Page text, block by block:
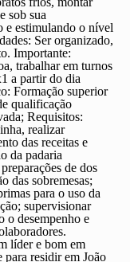
sob sua
e estimulando o nível
Ser organizado,
Importante:
trabalhar em turnos
a partir do dia
Formação superior
qualificação
Requisitos:
realizar
das receitas e
da padaria
de dos
das sobremesas;
para o uso da
supervisionar
o desempenho e
líder e bom em
residir em João